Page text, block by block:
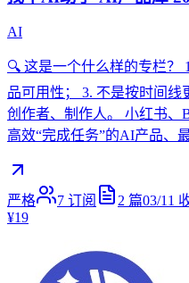
AI
🔍 这是一个什么样的专栏
品可用性； 3. 不是按时间线
创作者、制作人。 小红书、
高效“完成任务”的AI产品、
严格 7 订阅 2 篇03/11
¥19